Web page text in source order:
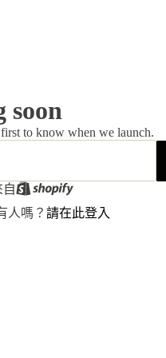
soon
to know when we launch.
人嗎？ 請在此登入